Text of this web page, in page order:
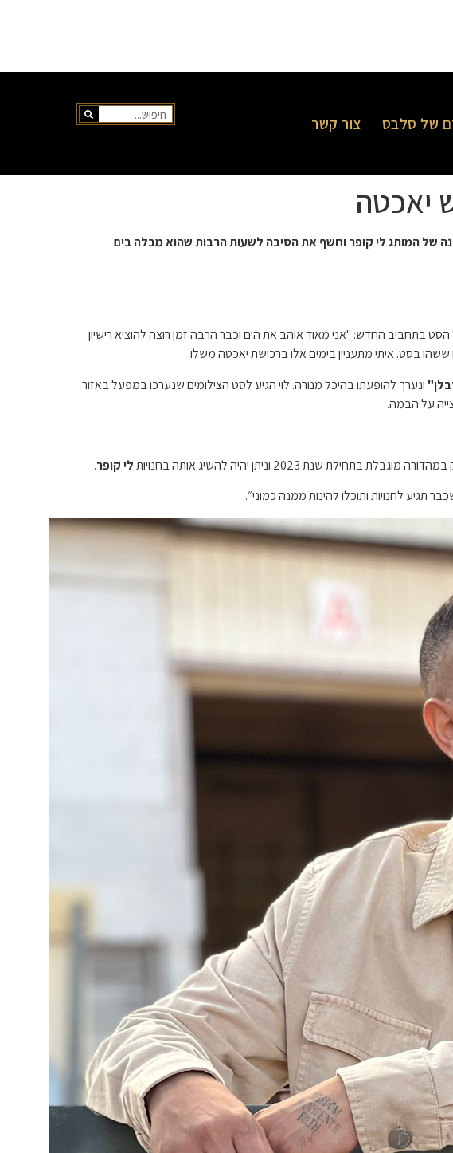
של סלבס צור קשר
יאכטה
האופנה של המותג לי קופר וחשף את הסיבה לשעות הרבות שהוא מבלה בים
בתחביב החדש: "אני מאוד אוהב את הים וכבר הרבה זמן רוצה להוציא רישיון
בסט. איתי מתעניין בימים אלו ברכישת יאכטה משלו.
ונערך להופעתו בהיכל מנורה. לוי הגיע לסט הצילומים שנערכו במפעל באזור
2023 וניתן יהיה להשיג אותה בחנויות
לי קופר.
תגיע לחנויות ותוכלו להינות ממנה כמוני״.